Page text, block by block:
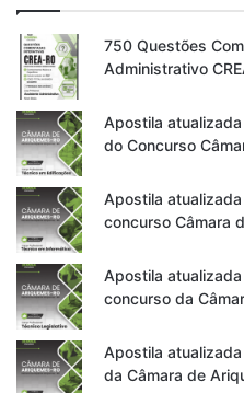
750 Questões
Administrativo
Apostila
do Concurso
Apostila
concurso Câmara
Apostila
concurso da
Apostila
da Câmara de